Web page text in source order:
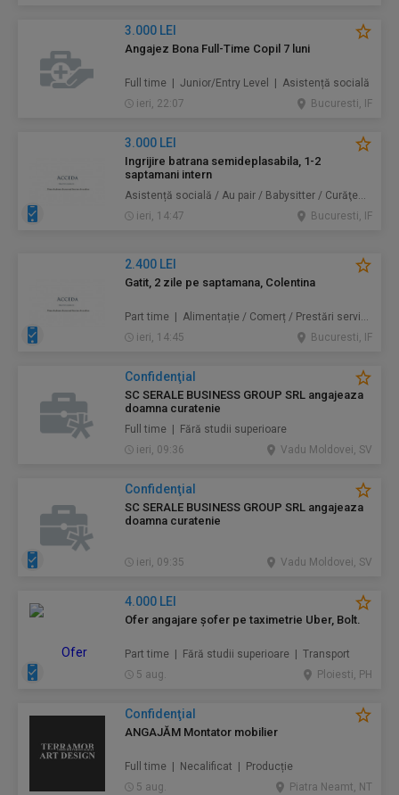
3.000 LEI
Angajez Bona Full-Time Copil 7 luni
Full time | Junior/Entry Level | Asistență socială
ieri, 22:07
Bucuresti, IF
3.000 LEI
Ingrijire batrana semideplasabila, 1-2
saptamani intern
Asistență socială / Au pair / Babysitter / Curăţenie / Prestări servicii
ieri, 14:47
Bucuresti, IF
2.400 LEI
Gatit, 2 zile pe saptamana, Colentina
Part time | Alimentație / Comerț / Prestări servicii
ieri, 14:45
Bucuresti, IF
Confidenţial
SC SERALE BUSINESS GROUP SRL angajeaza
doamna curatenie
Full time | Fără studii superioare
ieri, 09:36
Vadu Moldovei, SV
Confidenţial
SC SERALE BUSINESS GROUP SRL angajeaza
doamna curatenie
ieri, 09:35 Vadu Moldovei, SV
4.000 LEI
Ofer angajare șofer pe taximetrie Uber, Bolt.
Part time | Fără studii superioare | Transport
5 aug.
Ploiesti, PH
Confidenţial
ANGAJĂM Montator mobilier
Full time | Necalificat | Producție
5 aug.
Piatra Neamt, NT